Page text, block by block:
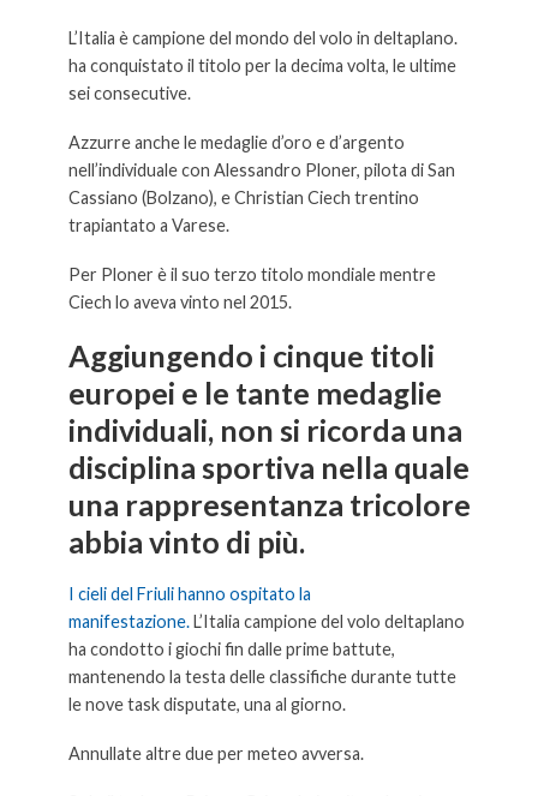
L’Italia è campione del mondo del volo in deltaplano.
ha conquistato il titolo per la decima volta, le ultime
sei consecutive.
Azzurre anche le medaglie d’oro e d’argento
nell’individuale con Alessandro Ploner, pilota di San
Cassiano (Bolzano), e Christian Ciech trentino
trapiantato a Varese.
Per Ploner è il suo terzo titolo mondiale mentre
Ciech lo aveva vinto nel 2015.
Aggiungendo i cinque titoli
europei e le tante medaglie
individuali, non si ricorda una
disciplina sportiva nella quale
una rappresentanza tricolore
abbia vinto di più.
I cieli del Friuli hanno ospitato la
manifestazione.L’Italia campione del volo deltaplano
ha condotto i giochi fin dalle prime battute,
mantenendo la testa delle classifiche durante tutte
le nove task disputate, una al giorno.
Annullate altre due per meteo avversa.